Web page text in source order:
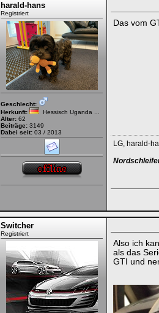
harald-hans
Registriert
Geschlecht:
Herkunft:
Hessisch Uganda ...
Alter: 62
Beiträge: 3149
Dabei seit: 03 / 2013
Das vom
LG, harald-
Switcher
Registriert
Also ich
als das
GTI und